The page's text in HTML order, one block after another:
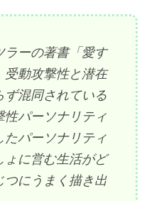
ラーの著書「愛す
受動攻撃性と潜在
ず混同されている
性パーソナリティ
たパーソナリティ
ょに営む生活がど
つにうまく描き出